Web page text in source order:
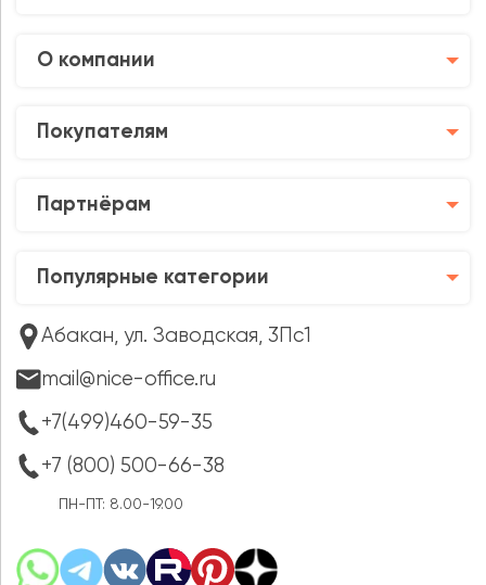
О компании
Покупателям
Партнёрам
Популярные категории
Абакан, ул. Заводская, 3Пс1
mail@nice-office.ru
+7(499)460-59-35
+7 (800) 500-66-38
ПН-ПТ: 8.00-19.00